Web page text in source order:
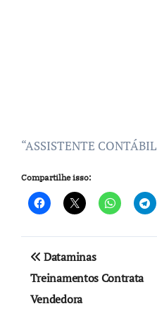
“ASSISTENTE CONTÁBIL
Compartilhe isso:
Navegação
de
Post
Dataminas
Treinamentos Contrata
Vendedora